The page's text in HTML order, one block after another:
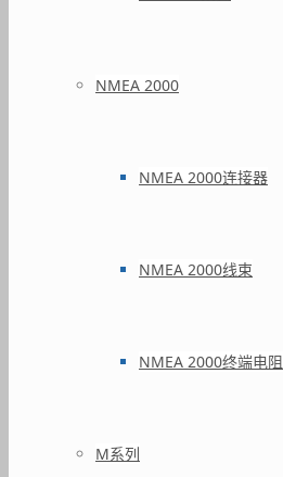
NMEA 2000
NMEA 2000连接器
NMEA 2000线束
NMEA 2000终端电阻
M系列